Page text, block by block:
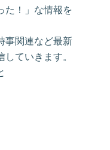
た！」な情報を
事関連など最新
していきます。